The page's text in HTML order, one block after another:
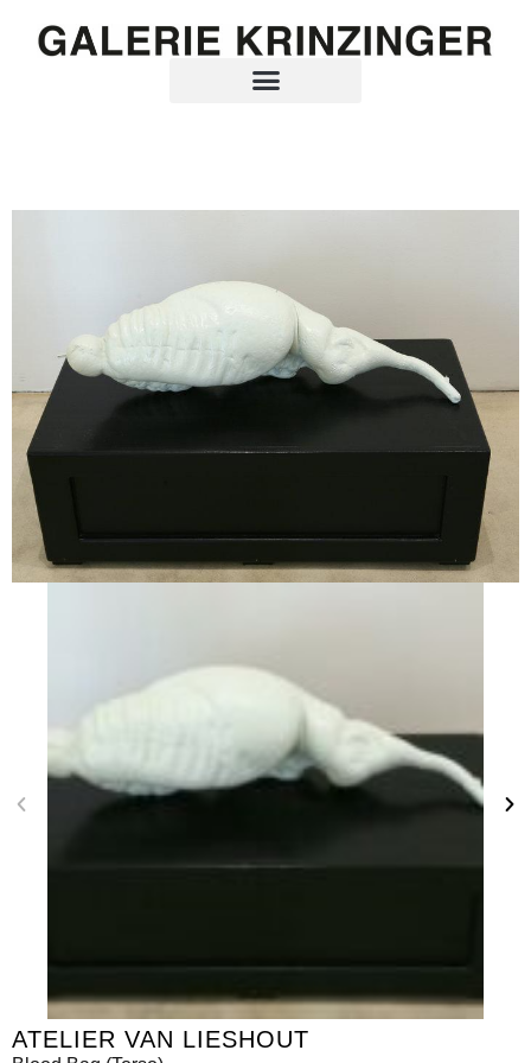
ATELIER VAN LIESHOUT